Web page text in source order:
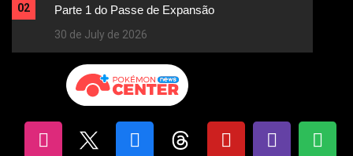
02
Parte 1 do Passe de Expansão
30 de July de 2026